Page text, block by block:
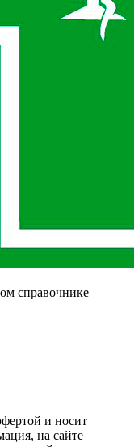
справочнике –
и носит
на сайте